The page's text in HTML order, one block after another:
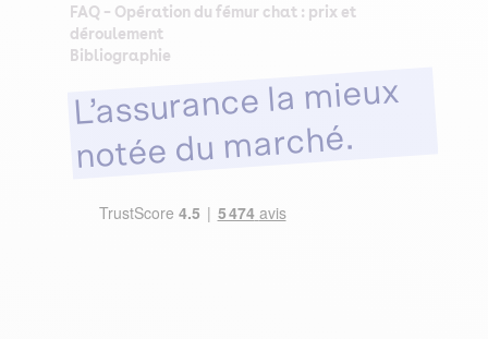
FAQ – Opération du fémur chat : prix et
déroulement
Bibliographie
L’assurance la mieux
notée du marché.